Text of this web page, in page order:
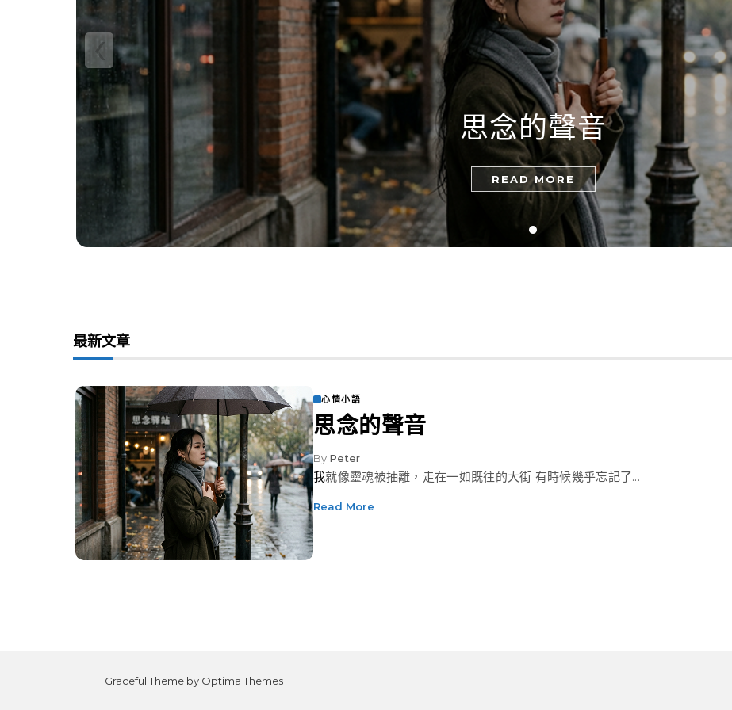
思念的聲音
READ MORE
‹
最新文章
心情小語
思念的聲音
By Peter
我就像靈魂被抽離，走在一如既往的大街 有時候幾乎忘記了...
Read More
Graceful Theme by Optima Themes